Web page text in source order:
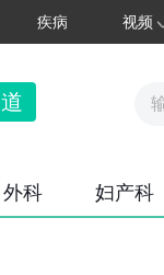
疾病 视频
外科 妇产科